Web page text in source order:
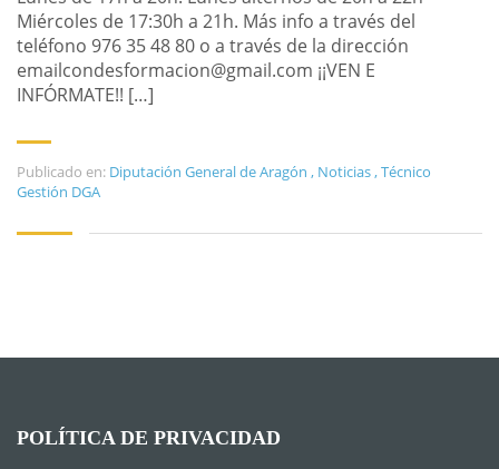
Miércoles de 17:30h a 21h. Más info a través del
teléfono 976 35 48 80 o a través de la dirección
emailcondesformacion@gmail.com ¡¡VEN E
INFÓRMATE!! […]
Publicado en: Diputación General de Aragón , Noticias,Técnico
Gestión DGA
POLÍTICA DE PRIVACIDAD